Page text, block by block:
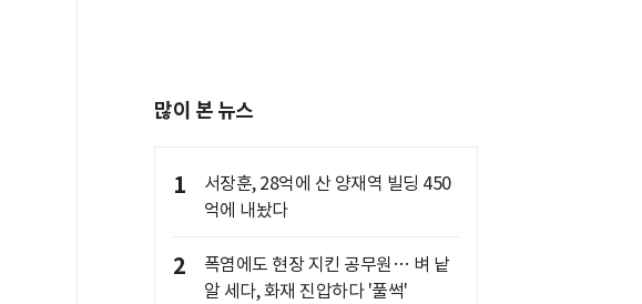
많이 본 뉴스
1
서장훈, 28억에 산 양재역 빌딩 450
억에 내놨다
2
폭염에도 현장 지킨 공무원… 벼 낱
알 세다, 화재 진압하다 '풀썩'